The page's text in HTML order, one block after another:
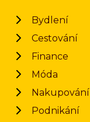
Bydlení
Cestování
Finance
Móda
Nakupování
Podnikání